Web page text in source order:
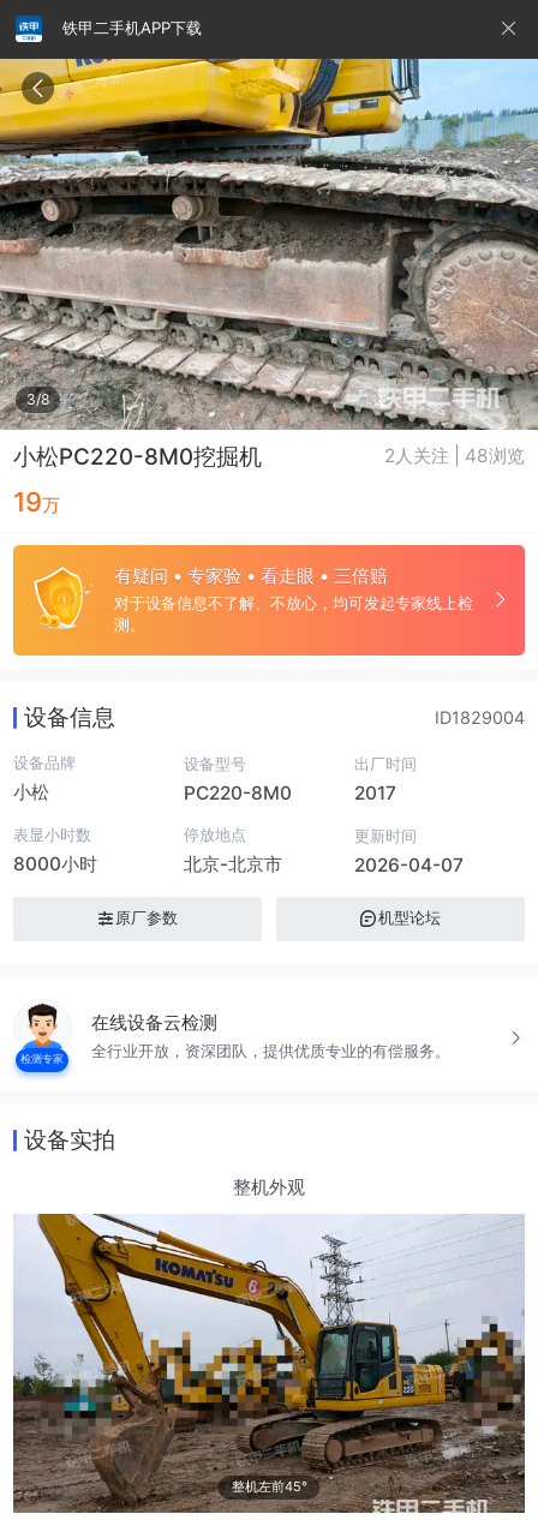
铁甲二手机APP下载
3/8
小松PC220-8M0挖掘机 2人关注 | 48浏览
19万
有疑问 • 专家验 • 看走眼 • 三倍赔
对于设备信息不了解、不放心，均可发起专家线上检
测。
请输入手机号
提
交
即
表
示
您
同
意
《隐
私
政
策》
设备信息 ID1829004
设备品牌
小松
设备型号
PC220-8M0
出厂时间
2017
表显小时数
8000小时
停放地点
北京-北京市
更新时间
2026-04-07
原厂参数 机型论坛
检测专家
在线设备云检测
全行业开放，资深团队，提供优质专业的有偿服务。
设备实拍
整机外观
整机左前45°
铁甲龙总部 4000099032 认证经纪人